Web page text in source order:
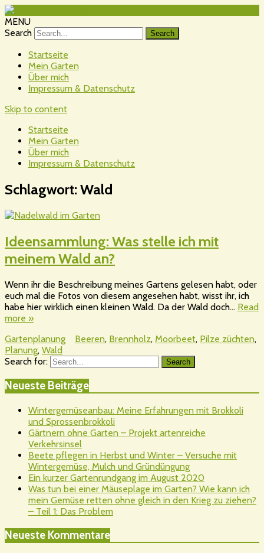
MENU
Search
Startseite
Mein Garten
Über mich
Impressum & Datenschutz
Skip to content
Startseite
Mein Garten
Über mich
Impressum & Datenschutz
Schlagwort: Wald
Ideensammlung: Was stelle ich mit
meinem Wald an?
Wenn ihr die Beschreibung meines Gartens gelesen habt, oder
euch mal die Fotos von diesem angesehen habt, wisst ihr, ich
habe hier wirklich einen kleinen Wald. Da der Wald doch… Read
more »
Gartenplanung
Beeren, Brennholz, Moorbeet, Pilze züchten,
Planung, Wald
Search for:
Search
Neueste Beiträge
Wintergemüseanbau: Meine Erfahrungen mit Brokkoli
und Sprossenbrokkoli
Gärtnern ohne Garten – Projekt artenreiche
Verkehrsinsel
Beete pflegen in Herbst und Winter – Versuche mit
Wintergemüse, Mulch und Gründüngung
Ein kurzer Gartenrundgang im August 2020
Was tun bei einer Mäuseplage im Garten? Wie kann ich
mein Gemüse retten ohne gleich in den Krieg zu ziehen?
– Teil 1: Das Problem
Neueste Kommentare